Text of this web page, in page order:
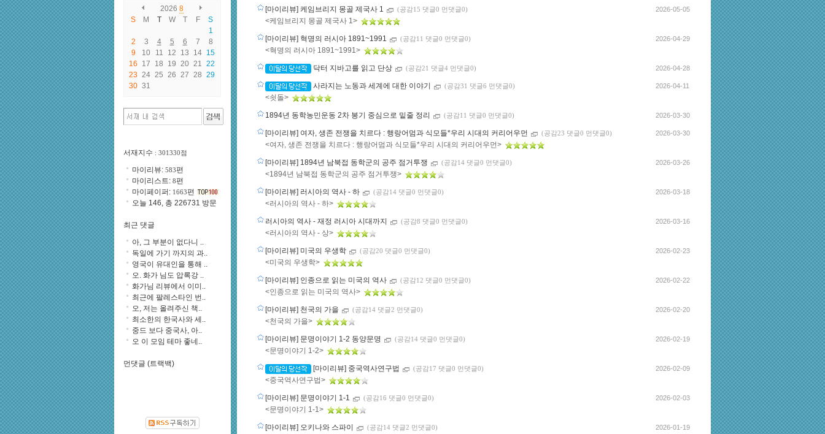
[마이리뷰] 케임브리지 몽골 제국사 1 (공감15 댓글0 먼댓글0)
<케임브리지 몽골 제국사 1>
2026-05-05
[마이리뷰] 혁명의 러시아 1891~1991 (공감11 댓글0 먼댓글0)
<혁명의 러시아 1891~1991>
2026-04-29
닥터 지바고를 읽고 단상 (공감21 댓글4 먼댓글0) 2026-04-28
사라지는 노동과 세계에 대한 이야기 (공감31 댓글6 먼댓글0)
<쇳돌>
2026-04-11
1894년 동학농민운동 2차 봉기 중심으로 밑줄 정리 (공감11 댓글0 먼댓글0) 2026-03-30
[마이리뷰] 여자, 생존 전쟁을 치르다 : 행랑어멈과 식모들*우리 시대의 커리어우먼 (공감23 댓글0 먼댓글0)
<여자, 생존 전쟁을 치르다 : 행랑어멈과 식모들*우리 시대의 커리어우먼>
2026-03-30
[마이리뷰] 1894년 남북접 동학군의 공주 점거투쟁 (공감14 댓글0 먼댓글0)
<1894년 남북접 동학군의 공주 점거투쟁>
2026-03-26
[마이리뷰] 러시아의 역사 - 하 (공감14 댓글0 먼댓글0)
<러시아의 역사 - 하>
2026-03-18
러시아의 역사 - 재정 러시아 시대까지 (공감8 댓글0 먼댓글0)
<러시아의 역사 - 상>
2026-03-16
[마이리뷰] 미국의 우생학 (공감20 댓글0 먼댓글0)
<미국의 우생학>
2026-02-23
[마이리뷰] 인종으로 읽는 미국의 역사 (공감12 댓글0 먼댓글0)
<인종으로 읽는 미국의 역사>
2026-02-22
[마이리뷰] 천국의 가을 (공감14 댓글2 먼댓글0)
<천국의 가을>
2026-02-20
[마이리뷰] 문명이야기 1-2 동양문명 (공감14 댓글0 먼댓글0)
<문명이야기 1-2>
2026-02-19
[마이리뷰] 중국역사연구법 (공감17 댓글0 먼댓글0)
<중국역사연구법>
2026-02-09
[마이리뷰] 문명이야기 1-1 (공감16 댓글0 먼댓글0)
<문명이야기 1-1>
2026-02-03
[마이리뷰] 오키나와 스파이 (공감14 댓글2 먼댓글0) 2026-01-19
2026 8
S
M T W T F
S
1
2
3 4 5 6 7
8
9
10 11 12 13 14 15
16
17 18 19 20 21
22
23 24 25 26 27 28 29
30 31
서재지수 : 301330점
마이리뷰: 583편
마이리스트: 8편
마이페이퍼: 1663편
오늘 146, 총 226731 방문
최근 댓글
아, 그 부분이 없다니 ..
독일에 가기 까지의 과..
영국이 유대인을 통해 ..
오. 화가 님도 압록강 ..
화가님 리뷰에서 이미..
최근에 팔레스타인 번..
오, 저는 올려주신 책..
최소한의 한국사와 세..
중드 보다 중국사, 아..
오 이 모임 테마 좋네..
먼댓글 (트랙백)